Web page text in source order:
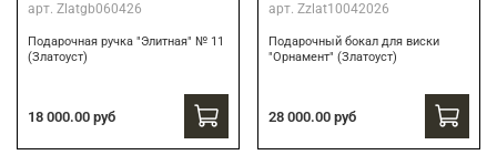
арт. Zlatgb060426
Подарочная ручка "Элитная" № 11
(Златоуст)
18 000.00 руб
арт. Zzlat10042026
Подарочный бокал для виски
"Орнамент" (Златоуст)
28 000.00 руб